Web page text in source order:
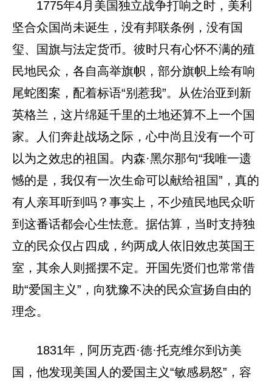
1775年4月美国独立战争打响之时，美利
坚合众国尚未诞生，没有邦联条例，没有国
玺、国旗与法定货币。彼时只有心怀不满的殖
民地民众，各自高举旗帜，部分旗帜上绘有响
尾蛇图案，配着标语“别惹我”。从佐治亚到新
英格兰，这片绵延千里的土地还算不上一个国
家。人们奔赴战场之际，心中尚且没有一个可
以为之效忠的祖国。内森·黑尔那句“我唯一遗
憾的是，我仅有一次生命可以献给祖国”，真的
有人亲耳听到吗？事实上，不少殖民地民众听
到这番话都会心生怯意。据估算，当时支持独
立的民众仅占四成，约两成人依旧效忠英国王
室，其余人则摇摆不定。开国先贤们也常常借
助“爱国主义”，向犹豫不决的民众宣扬自由的
理念。
1831年，阿历克西·德·托克维尔到访美
国，他发现美国人的爱国主义“敏感易怒”，容